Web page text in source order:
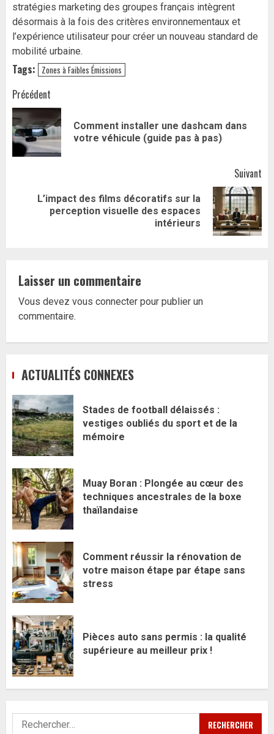
stratégies marketing des groupes français intègrent
désormais à la fois des critères environnementaux et
l’expérience utilisateur pour créer un nouveau standard de
mobilité urbaine.
Tags: Zones à Faibles Émissions
Navigation
d’article
Précédent
Comment installer une dashcam dans
votre véhicule (guide pas à pas)
Suivant
Article
L’impact des films décoratifs sur la
perception visuelle des espaces
intérieurs
Laisser un commentaire
Vous devez vous connecter pour publier un
commentaire.
ACTUALITÉS CONNEXES
Stades de football délaissés :
vestiges oubliés du sport et de la
mémoire
Muay Boran : Plongée au cœur des
techniques ancestrales de la boxe
thaïlandaise
Comment réussir la rénovation de
votre maison étape par étape sans
stress
Pièces auto sans permis : la qualité
supérieure au meilleur prix !
Rechercher :